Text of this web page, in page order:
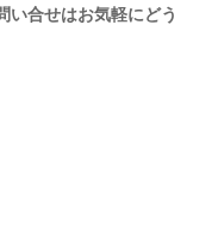
い合せはお気軽にどう